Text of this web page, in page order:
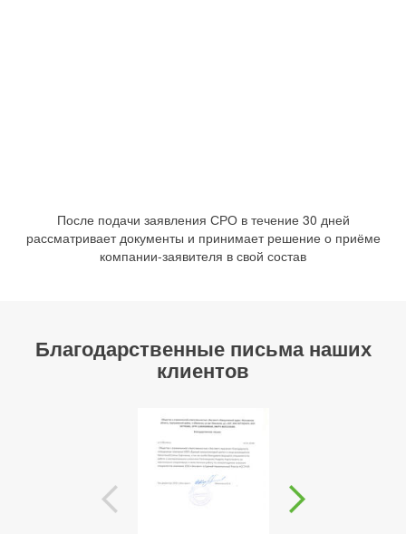
После подачи заявления СРО в течение 30 дней
рассматривает документы и принимает решение о приёме
компании-заявителя в свой состав
Благодарственные письма наших
клиентов